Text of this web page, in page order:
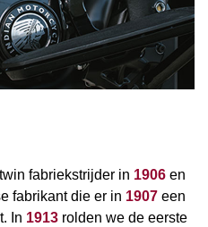
fabriekstrijder in 1906 en
fabrikant die er in 1907 een
In 1913 rolden we de eerste